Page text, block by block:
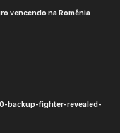
vencendo na Romênia
backup-fighter-revealed-